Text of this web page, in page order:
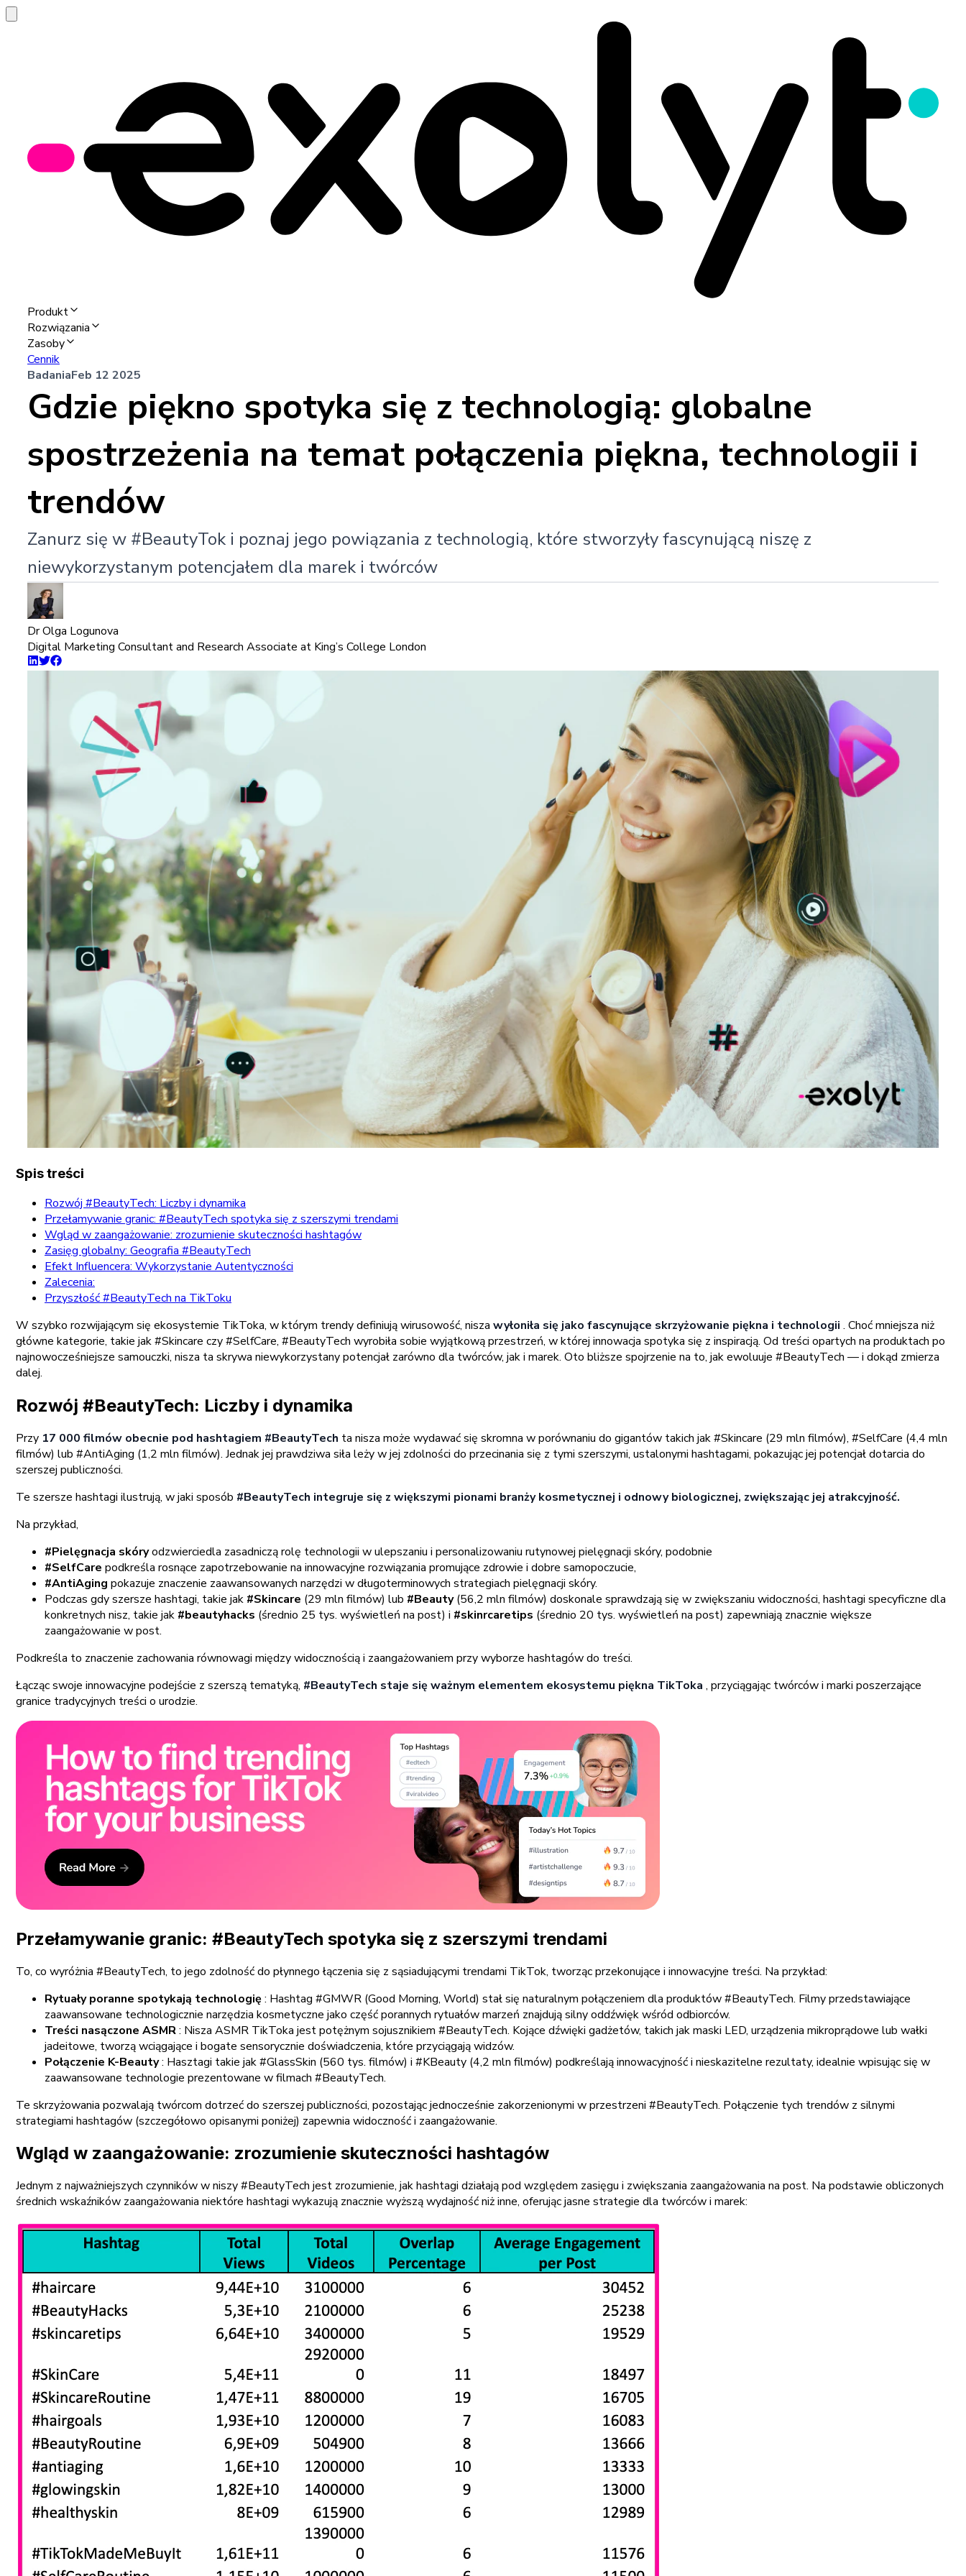
Produkt
Rozwiązania
Zasoby
Cennik
BadaniaFeb 12 2025
Gdzie piękno spotyka się z technologią: globalne
spostrzeżenia na temat połączenia piękna, technologii i
trendów
Zanurz się w #BeautyTok i poznaj jego powiązania z technologią, które stworzyły fascynującą niszę z
niewykorzystanym potencjałem dla marek i twórców
Dr Olga Logunova
Digital Marketing Consultant and Research Associate at King’s College London
Spis treści
Rozwój #BeautyTech: Liczby i dynamika
Przełamywanie granic: #BeautyTech spotyka się z szerszymi trendami
Wgląd w zaangażowanie: zrozumienie skuteczności hashtagów
Zasięg globalny: Geografia #BeautyTech
Efekt Influencera: Wykorzystanie Autentyczności
Zalecenia:
Przyszłość #BeautyTech na TikToku
W szybko rozwijającym się ekosystemie TikToka, w którym trendy definiują wirusowość, nisza wyłoniła się jako fascynujące skrzyżowanie piękna i technologii . Choć mniejsza niż
główne kategorie, takie jak #Skincare czy #SelfCare, #BeautyTech wyrobiła sobie wyjątkową przestrzeń, w której innowacja spotyka się z inspiracją. Od treści opartych na produktach po
najnowocześniejsze samouczki, nisza ta skrywa niewykorzystany potencjał zarówno dla twórców, jak i marek. Oto bliższe spojrzenie na to, jak ewoluuje #BeautyTech — i dokąd zmierza
dalej.
Rozwój #BeautyTech: Liczby i dynamika
Przy 17 000 filmów obecnie pod hashtagiem #BeautyTech ta nisza może wydawać się skromna w porównaniu do gigantów takich jak #Skincare (29 mln filmów), #SelfCare (4,4 mln
filmów) lub #AntiAging (1,2 mln filmów). Jednak jej prawdziwa siła leży w jej zdolności do przecinania się z tymi szerszymi, ustalonymi hashtagami, pokazując jej potencjał dotarcia do
szerszej publiczności.
Te szersze hashtagi ilustrują, w jaki sposób #BeautyTech integruje się z większymi pionami branży kosmetycznej i odnowy biologicznej, zwiększając jej atrakcyjność.
Na przykład,
#Pielęgnacja skóryodzwierciedla zasadniczą rolę technologii w ulepszaniu i personalizowaniu rutynowej pielęgnacji skóry, podobnie
#SelfCare podkreśla rosnące zapotrzebowanie na innowacyjne rozwiązania promujące zdrowie i dobre samopoczucie,
#AntiAging pokazuje znaczenie zaawansowanych narzędzi w długoterminowych strategiach pielęgnacji skóry.
Podczas gdy szersze hashtagi, takie jak #Skincare (29 mln filmów) lub #Beauty(56,2 mln filmów) doskonale sprawdzają się w zwiększaniu widoczności, hashtagi specyficzne dla
konkretnych nisz, takie jak #beautyhacks (średnio 25 tys. wyświetleń na post) i #skinrcaretips (średnio 20 tys. wyświetleń na post) zapewniają znacznie większe
zaangażowanie w post.
Podkreśla to znaczenie zachowania równowagi między widocznością i zaangażowaniem przy wyborze hashtagów do treści.
Łącząc swoje innowacyjne podejście z szerszą tematyką, #BeautyTech staje się ważnym elementem ekosystemu piękna TikToka , przyciągając twórców i marki poszerzające
granice tradycyjnych treści o urodzie.
Przełamywanie granic: #BeautyTech spotyka się z szerszymi trendami
To, co wyróżnia #BeautyTech, to jego zdolność do płynnego łączenia się z sąsiadującymi trendami TikTok, tworząc przekonujące i innowacyjne treści. Na przykład:
Rytuały poranne spotykają technologię : Hashtag #GMWR (Good Morning, World) stał się naturalnym połączeniem dla produktów #BeautyTech. Filmy przedstawiające
zaawansowane technologicznie narzędzia kosmetyczne jako część porannych rytuałów marzeń znajdują silny oddźwięk wśród odbiorców.
Treści nasączone ASMR: Nisza ASMR TikToka jest potężnym sojusznikiem #BeautyTech. Kojące dźwięki gadżetów, takich jak maski LED, urządzenia mikroprądowe lub wałki
jadeitowe, tworzą wciągające i bogate sensorycznie doświadczenia, które przyciągają widzów.
Połączenie K-Beauty: Hasztagi takie jak #GlassSkin (560 tys. filmów) i #KBeauty (4,2 mln filmów) podkreślają innowacyjność i nieskazitelne rezultaty, idealnie wpisując się w
zaawansowane technologie prezentowane w filmach #BeautyTech.
Te skrzyżowania pozwalają twórcom dotrzeć do szerszej publiczności, pozostając jednocześnie zakorzenionymi w przestrzeni #BeautyTech. Połączenie tych trendów z silnymi
strategiami hashtagów (szczegółowo opisanymi poniżej) zapewnia widoczność i zaangażowanie.
Wgląd w zaangażowanie: zrozumienie skuteczności hashtagów
Jednym z najważniejszych czynników w niszy #BeautyTech jest zrozumienie, jak hashtagi działają pod względem zasięgu i zwiększania zaangażowania na post. Na podstawie obliczonych
średnich wskaźników zaangażowania niektóre hashtagi wykazują znacznie wyższą wydajność niż inne, oferując jasne strategie dla twórców i marek: